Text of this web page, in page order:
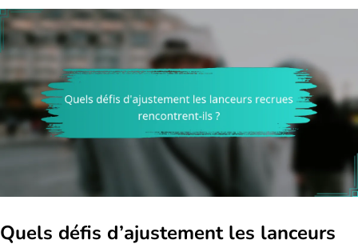
Quels défis d’ajustement les lanceurs